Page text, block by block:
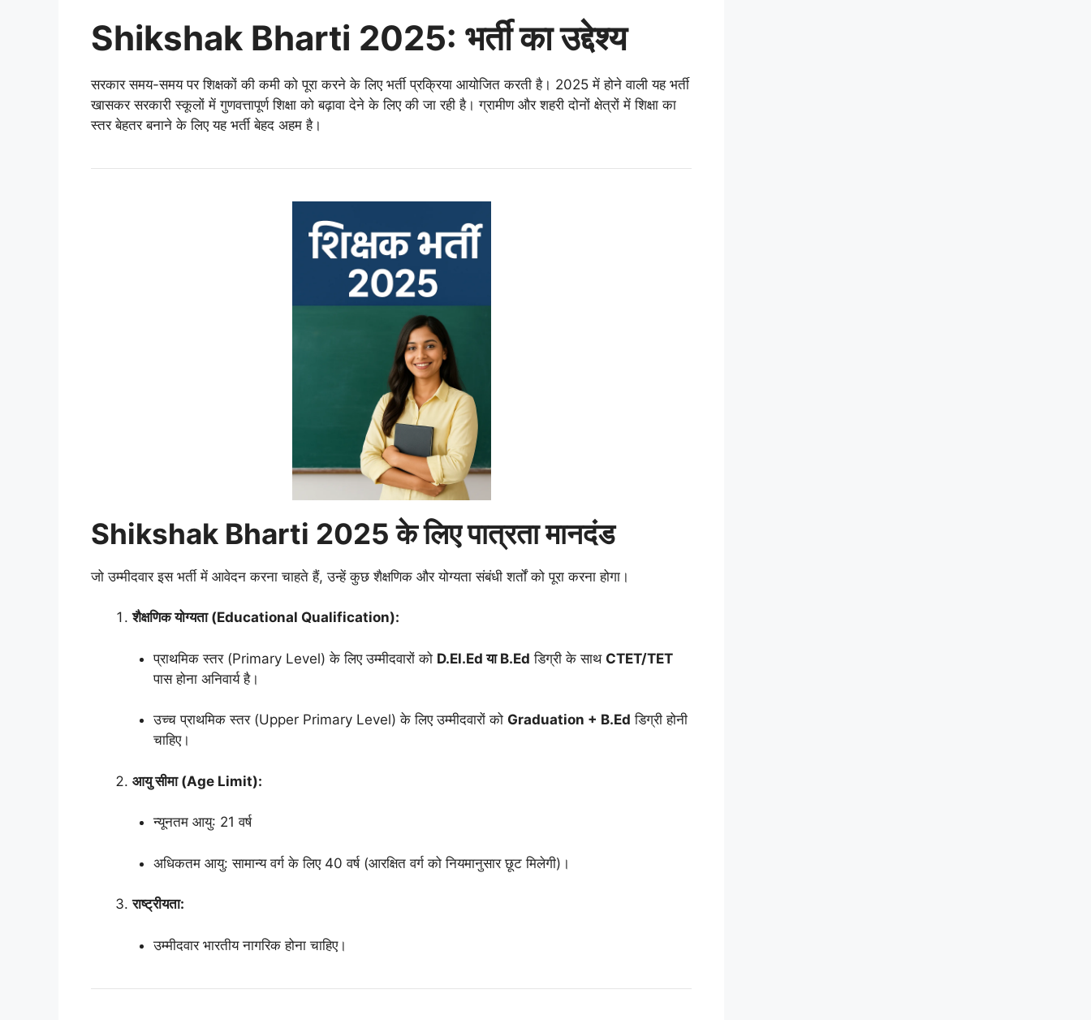
Shikshak Bharti 2025: भर्ती का उद्देश्य
सरकार समय-समय पर शिक्षकों की कमी को पूरा करने के लिए भर्ती प्रक्रिया आयोजित करती है। 2025 में होने वाली यह भर्ती
खासकर सरकारी स्कूलों में गुणवत्तापूर्ण शिक्षा को बढ़ावा देने के लिए की जा रही है। ग्रामीण और शहरी दोनों क्षेत्रों में शिक्षा का
स्तर बेहतर बनाने के लिए यह भर्ती बेहद अहम है।
Shikshak Bharti 2025 के लिए पात्रता मानदंड
जो उम्मीदवार इस भर्ती में आवेदन करना चाहते हैं, उन्हें कुछ शैक्षणिक और योग्यता संबंधी शर्तों को पूरा करना होगा।
शैक्षणिक योग्यता (Educational Qualification):
प्राथमिक स्तर (Primary Level) के लिए उम्मीदवारों को D.El.Ed या B.Ed डिग्री के साथ CTET/TET
पास होना अनिवार्य है।
उच्च प्राथमिक स्तर (Upper Primary Level) के लिए उम्मीदवारों को Graduation + B.Ed डिग्री होनी
चाहिए।
आयु सीमा (Age Limit):
न्यूनतम आयु: 21 वर्ष
अधिकतम आयु: सामान्य वर्ग के लिए 40 वर्ष (आरक्षित वर्ग को नियमानुसार छूट मिलेगी)।
राष्ट्रीयता:
उम्मीदवार भारतीय नागरिक होना चाहिए।